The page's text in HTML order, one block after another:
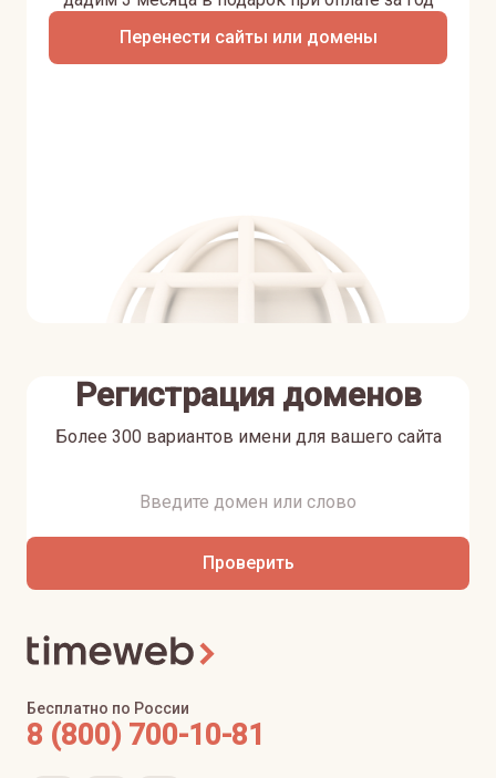
Перенести сайты или домены
Регистрация доменов
Более 300 вариантов имени для вашего сайта
Проверить
Бесплатно по России
8 (800) 700-10-81